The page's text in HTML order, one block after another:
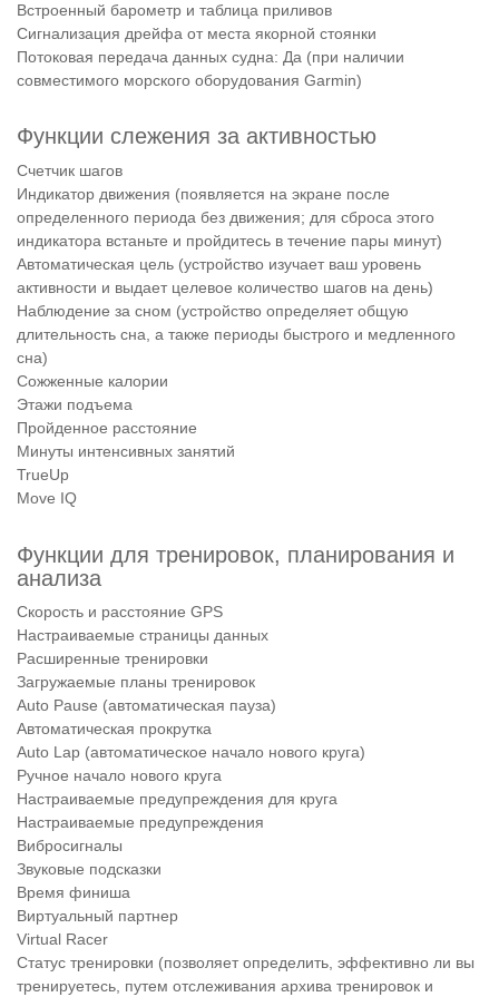
Встроенный барометр и таблица приливов
Сигнализация дрейфа от места якорной стоянки
Потоковая передача данных судна: Да (при наличии
совместимого морского оборудования Garmin)
Функции слежения за активностью
Счетчик шагов
Индикатор движения (появляется на экране после
определенного периода без движения; для сброса этого
индикатора встаньте и пройдитесь в течение пары минут)
Автоматическая цель (устройство изучает ваш уровень
активности и выдает целевое количество шагов на день)
Наблюдение за сном (устройство определяет общую
длительность сна, а также периоды быстрого и медленного
сна)
Сожженные калории
Этажи подъема
Пройденное расстояние
Минуты интенсивных занятий
TrueUp
Move IQ
Функции для тренировок, планирования и
анализа
Скорость и расстояние GPS
Настраиваемые страницы данных
Расширенные тренировки
Загружаемые планы тренировок
Auto Pause (автоматическая пауза)
Автоматическая прокрутка
Auto Lap (автоматическое начало нового круга)
Ручное начало нового круга
Настраиваемые предупреждения для круга
Настраиваемые предупреждения
Вибросигналы
Звуковые подсказки
Время финиша
Виртуальный партнер
Virtual Racer
Статус тренировки (позволяет определить, эффективно ли вы
тренируетесь, путем отслеживания архива тренировок и